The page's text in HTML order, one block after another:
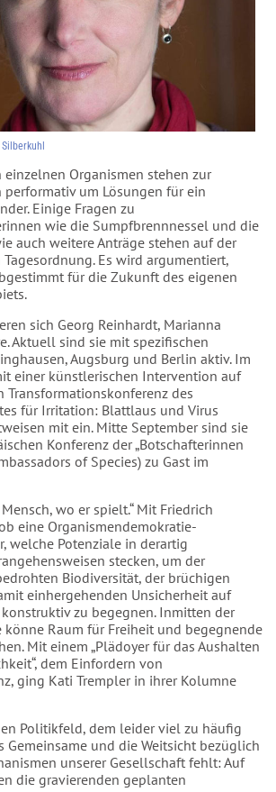
Organismen stehen zur
performativ um Lösungen für ein
Einige Fragen zu
wie die Sumpfbrennnessel und die
auch weitere Anträge stehen auf der
Es wird argumentiert,
für die Zukunft des eigenen
sich Georg Reinhardt, Marianna
Aktuell sind sie mit spezifischen
Augsburg und Berlin aktiv. Im
einer künstlerischen Intervention auf
des
für Irritation: Blattlaus und Virus
mit ein. Mitte September sind sie
Konferenz der „Botschafterinnen
of Species) zu Gast im
wo er spielt.“ Mit Friedrich
eine Organismendemokratie-
welche Potenziale in derartig
stecken, um der
Biodiversität, der brüchigen
einhergehenden Unsicherheit auf
zu begegnen. Inmitten der
könne Raum für Freiheit und begegnende
Mit einem „Plädoyer für das Aushalten
dem Einfordern von
ging Kati Trempler in ihrer Kolumne
Politikfeld, dem leider viel zu häufig
Gemeinsame und die Weitsicht bezüglich
unserer Gesellschaft fehlt: Auf
die gravierenden geplanten